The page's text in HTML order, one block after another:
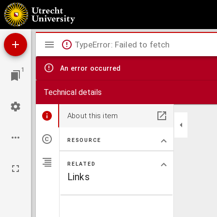
Bijdragen tot de kennis van de ziekelijke ontwikkeling der organa uro-genitalia en den
1
Mirador
viewer
TypeError: Failed to fetch
An error occurred
Technical details
About this item
RESOURCE
RELATED
Links